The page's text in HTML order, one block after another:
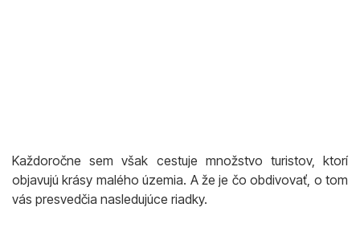
Každoročne sem však cestuje množstvo turistov, ktorí
objavujú krásy malého územia. A že je čo obdivovať, o tom
vás presvedčia nasledujúce riadky.